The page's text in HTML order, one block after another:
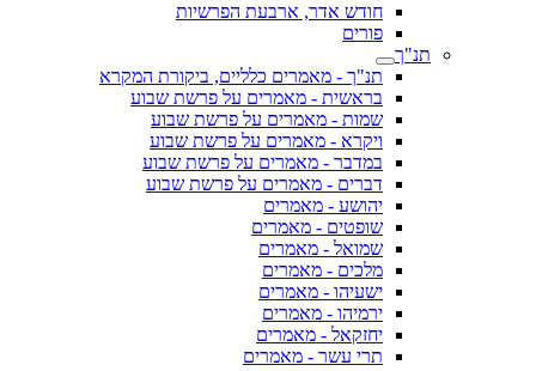
חודש אדר, ארבעת הפרשיות
פורים
תנ"ך
תנ"ך - מאמרים כלליים, ביקורת המקרא
בראשית - מאמרים על פרשת שבוע
שמות - מאמרים על פרשת שבוע
ויקרא - מאמרים על פרשת שבוע
במדבר - מאמרים על פרשת שבוע
דברים - מאמרים על פרשת שבוע
יהושע - מאמרים
שופטים - מאמרים
שמואל - מאמרים
מלכים - מאמרים
ישעיהו - מאמרים
ירמיהו - מאמרים
יחזקאל - מאמרים
תרי עשר - מאמרים